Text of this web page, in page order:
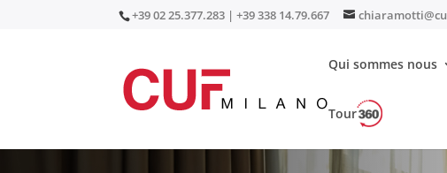
+39 02 25.377.283 | +39 338 14.79.667
Qui sommes nous
Tour
/ Phone booth Focus